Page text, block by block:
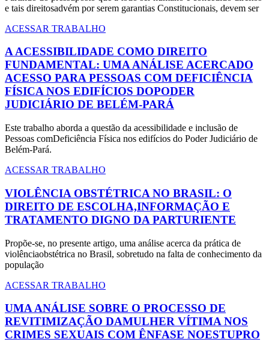
e tais direitosadvém por serem garantias Constitucionais, devem ser
ACESSAR TRABALHO
A ACESSIBILIDADE COMO DIREITO
FUNDAMENTAL: UMA ANÁLISE ACERCADO
ACESSO PARA PESSOAS COM DEFICIÊNCIA
FÍSICA NOS EDIFÍCIOS DOPODER
JUDICIÁRIO DE BELÉM-PARÁ
Este trabalho aborda a questão da acessibilidade e inclusão de
Pessoas comDeficiência Física nos edifícios do Poder Judiciário de
Belém-Pará.
ACESSAR TRABALHO
VIOLÊNCIA OBSTÉTRICA NO BRASIL: O
DIREITO DE ESCOLHA,INFORMAÇÃO E
TRATAMENTO DIGNO DA PARTURIENTE
Propõe-se, no presente artigo, uma análise acerca da prática de
violênciaobstétrica no Brasil, sobretudo na falta de conhecimento da
população
ACESSAR TRABALHO
UMA ANÁLISE SOBRE O PROCESSO DE
REVITIMIZAÇÃO DAMULHER VÍTIMA NOS
CRIMES SEXUAIS COM ÊNFASE NOESTUPRO